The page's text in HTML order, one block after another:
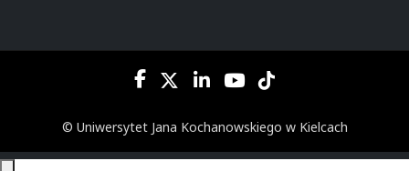
© Uniwersytet Jana Kochanowskiego w Kielcach